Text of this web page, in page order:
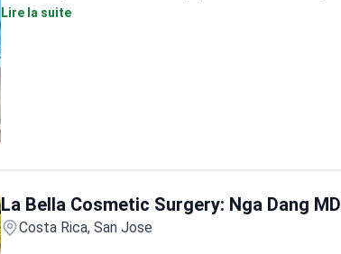
Serves both adults and children.
Lire la suite
La Bella Cosmetic Surgery: Nga Dang MD
Costa Rica, San Jose